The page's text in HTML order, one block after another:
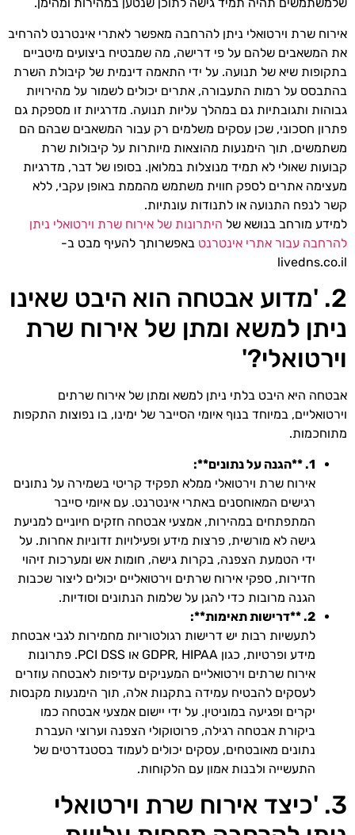
שלמשתמשים תהיה תמיד גישה לתוכן שנטען במהירות ומהימן.
אירוח שרת וירטואלי ניתן להרחבה מאפשר לאתרי אינטרנט להרחיב
את המשאבים שלהם על פי דרישה, מה שמבטיח ביצועים מיטביים
בתקופות שיא של תנועה. על ידי התאמה דינמית של קיבולת השרת
בהתבסס על רמות התעבורה, אתרים יכולים לשמור על מהירויות
גבוהות ותגובתיות גם במהלך עליות תנועה. מדרגיות זו מספקת גם
פתרון חסכוני, שכן עסקים משלמים רק עבור המשאבים שבהם הם
משתמשים, תוך הימנעות מהוצאות מיותרות על קיבולות שרת
קבועות שאולי לא תמיד מנוצלות במלואן. בסופו של דבר, מדרגיות
מעצימה אתרים לספק חווית משתמש מהממת באופן עקבי, ללא
קשר לנפח התנועה או לתנודות עונתיות.
למידע מורחב בנושא של היתרונות של אירוח שרת וירטואלי ניתן
להרחבה עבור אתרי אינטרנט באפשרותך להעיף מבט ב-
livedns.co.il
2. 'מדוע אבטחה הוא היבט שאינו
ניתן למשא ומתן של אירוח שרת
וירטואלי?'
אבטחה היא היבט בלתי ניתן למשא ומתן של אירוח שרתים
וירטואליים, במיוחד בנוף איומי הסייבר של ימינו, בו נפוצות התקפות
מתוחכמות.
1. **הגנה על נתונים**:
אירוח שרת וירטואלי ממלא תפקיד קריטי בשמירה על נתונים
רגישים המאוחסנים באתרי אינטרנט. עם איומי סייבר
המתפתחים במהירות, אמצעי אבטחה חזקים חיוניים למניעת
גישה לא מורשית, פרצות מידע ופעילויות זדוניות אחרות. על
ידי הטמעת הצפנה, בקרות גישה, חומות אש ומערכות זיהוי
חדירות, ספקי אירוח שרתים וירטואליים יכולים ליצור שכבות
הגנה מרובות כדי להגן על שלמות הנתונים וסודיות.
2. **דרישות תאימות**:
לתעשיות רבות יש דרישות רגולטוריות מחמירות לגבי אבטחת
מידע ופרטיות, כגון GDPR, HIPAA או PCI DSS. פתרונות
אירוח שרתים וירטואליים המעניקים עדיפות לאבטחה עוזרים
לעסקים להבטיח עמידה בתקנות אלה, תוך הימנעות מקנסות
יקרים ופגיעה במוניטין. על ידי יישום אמצעי אבטחה כמו
ביקורת אבטחה רגילה, פרוטוקולי הצפנה וערוצי העברת
נתונים מאובטחים, עסקים יכולים לעמוד בסטנדרטים של
התעשייה ולבנות אמון עם הלקוחות.
3. 'כיצד אירוח שרת וירטואלי